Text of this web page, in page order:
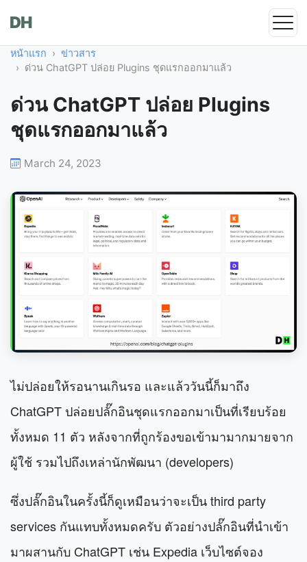
DH
หน้าแรก
ข่าวสาร
ด่วน ChatGPT ปล่อย Plugins ชุดแรกออกมาแล้ว
ด่วน ChatGPT ปล่อย Plugins
ชุดแรกออกมาแล้ว
March 24, 2023
ไม่ปล่อยให้รอนานเกินรอ และแล้ววันนี้ก็มาถึง
ChatGPT ปล่อยปลั๊กอินชุดแรกออกมาเป็นที่เรียบร้อย
ทั้งหมด 11 ตัว หลังจากที่ถูกร้องขอเข้ามามากมายจาก
ผู้ใช้ รวมไปถึงเหล่านักพัฒนา (developers)
ซึ่งปลั๊กอินในครั้งนี้ก็ดูเหมือนว่าจะเป็น third party
services กันแทบทั้งหมดครับ ตัวอย่างปลั๊กอินที่นำเข้า
มาผสานกับ ChatGPT เช่น Expedia เว็บไซต์จอง